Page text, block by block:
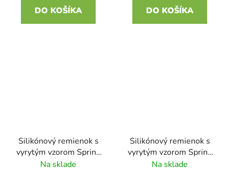
DO KOŠÍKA DO KOŠÍKA
Silikónový remienok s
vyrytým vzorom Spring
zelená 22mm
Na sklade
Silikónový remienok s
vyrytým vzorom Spring
modrá 22mm
Na sklade